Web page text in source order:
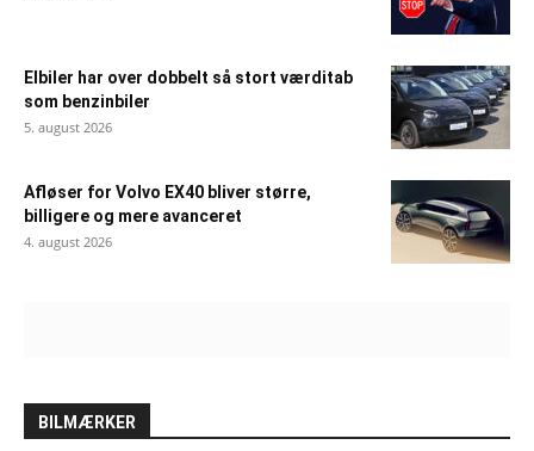
Elbiler har over dobbelt så stort værditab
som benzinbiler
5. august 2026
Afløser for Volvo EX40 bliver større,
billigere og mere avanceret
4. august 2026
BILMÆRKER